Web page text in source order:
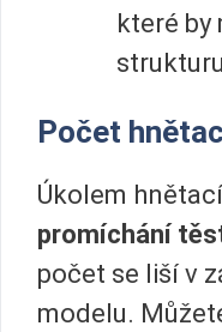
které by
Počet
Úkolem
promíchání
počet se liší v
modelu.